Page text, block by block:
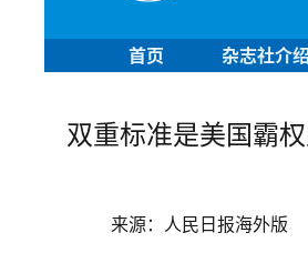
首页 杂志社介绍
双重标准是美国霸
来源：人民日报海外版